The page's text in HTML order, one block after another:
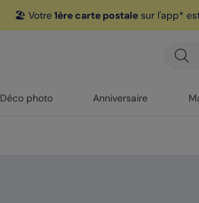
🏖️ Votre1ère carte postalesur l'app*
Déco photo Anniversaire